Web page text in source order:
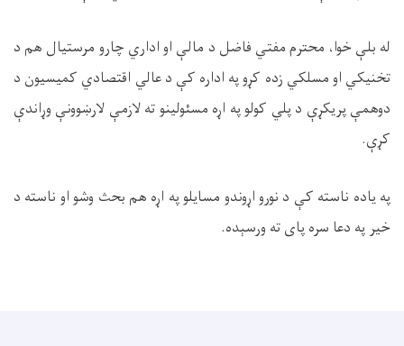
له بلې خوا، محترم مفتي فاضل د مالې او اداري چارو مرستیال هم د
تخنیکي او مسلکي زده کړو په اداره کې د عالي اقتصادي کمیسیون د
دوهمې پریکړې د پلي کولو په اړه مسئولینو ته لازمې لارښوونې وړاندې
کړې.
په یاده ناسته کې د نورو اړوندو مسایلو په اړه هم بحث وشو او ناسته د
خیر په دعا سره پای ته ورسېده.